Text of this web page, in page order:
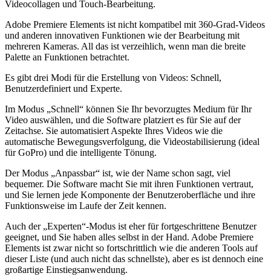
Videocollagen und Touch-Bearbeitung.
Adobe Premiere Elements ist nicht kompatibel mit 360-Grad-Videos
und anderen innovativen Funktionen wie der Bearbeitung mit
mehreren Kameras. All das ist verzeihlich, wenn man die breite
Palette an Funktionen betrachtet.
Es gibt drei Modi für die Erstellung von Videos: Schnell,
Benutzerdefiniert und Experte.
Im Modus „Schnell“ können Sie Ihr bevorzugtes Medium für Ihr
Video auswählen, und die Software platziert es für Sie auf der
Zeitachse. Sie automatisiert Aspekte Ihres Videos wie die
automatische Bewegungsverfolgung, die Videostabilisierung (ideal
für GoPro) und die intelligente Tönung.
Der Modus „Anpassbar“ ist, wie der Name schon sagt, viel
bequemer. Die Software macht Sie mit ihren Funktionen vertraut,
und Sie lernen jede Komponente der Benutzeroberfläche und ihre
Funktionsweise im Laufe der Zeit kennen.
Auch der „Experten“-Modus ist eher für fortgeschrittene Benutzer
geeignet, und Sie haben alles selbst in der Hand. Adobe Premiere
Elements ist zwar nicht so fortschrittlich wie die anderen Tools auf
dieser Liste (und auch nicht das schnellste), aber es ist dennoch eine
großartige Einstiegsanwendung.